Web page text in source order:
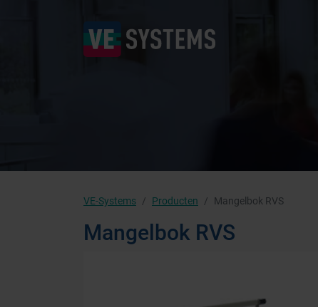
VE-Systems Producten Mangelbok RVS
Mangelbok RVS